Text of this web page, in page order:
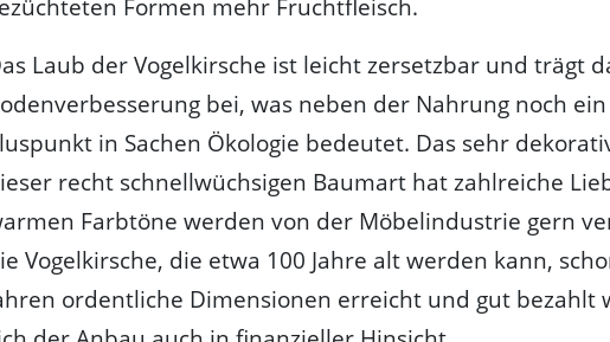
Formen mehr Fruchtfleisch.
Laub der Vogelkirsche ist leicht zersetzbar und trägt
bei, was neben der Nahrung noch
in Sachen Ökologie bedeutet. Das sehr
recht schnellwüchsigen Baumart hat zahlreiche
Farbtöne werden von der Möbelindustrie gern
Vogelkirsche, die etwa 100 Jahre alt werden kann,
ordentliche Dimensionen erreicht und gut bezahlt